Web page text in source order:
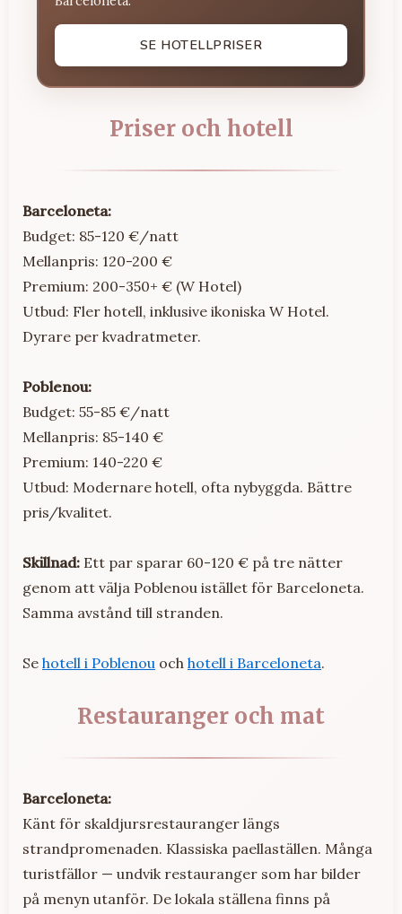
SE HOTELLPRISER
Priser och hotell
Barceloneta:
Budget: 85-120 €/natt
Mellanpris: 120-200 €
Premium: 200-350+ € (W Hotel)
Utbud: Fler hotell, inklusive ikoniska W Hotel.
Dyrare per kvadratmeter.
Poblenou:
Budget: 55-85 €/natt
Mellanpris: 85-140 €
Premium: 140-220 €
Utbud: Modernare hotell, ofta nybyggda. Bättre
pris/kvalitet.
Skillnad: Ett par sparar 60-120 € på tre nätter
genom att välja Poblenou istället för Barceloneta.
Samma avstånd till stranden.
Se hotell i Poblenou och hotell i Barceloneta.
Restauranger och mat
Barceloneta:
Känt för skaldjursrestauranger längs
strandpromenaden. Klassiska paellaställen. Många
turistfällor — undvik restauranger som har bilder
på menyn utanför. De lokala ställena finns på